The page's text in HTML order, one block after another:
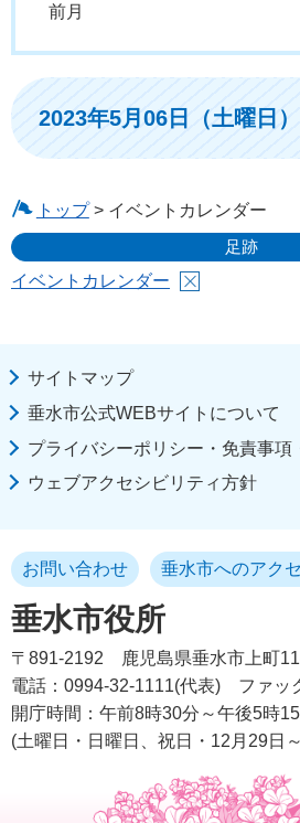
前月
2023年5月06日（土曜日
トップ> イベントカレンダー
足跡
イベントカレンダー
サイトマップ
垂水市公式WEBサイトについて
プライバシーポリシー・免責事項
ウェブアクセシビリティ方針
垂水市役所
お問い合わせ 垂水市へのアク
〒891-2192
鹿児島県垂水市上町
電話：0994-32-1111(代表)
ファッ
開庁時間：午前8時30分～午後5時
(土曜日・日曜日、祝日・12月29日